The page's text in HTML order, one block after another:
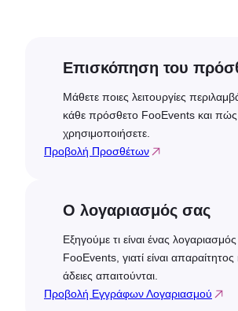
Επισκόπηση του
Μάθετε ποιες λειτουργίες
κάθε πρόσθετο FooEvents και πώς
χρησιμοποιήσετε.
Προβολή Προσθέτων
Ο λογαριασμός σας
Εξηγούμε τι είναι ένας λογαριασμός
FooEvents, γιατί είναι απαραίτητος
άδειες απαιτούνται.
Προβολή Εγγράφων Λογαριασμού